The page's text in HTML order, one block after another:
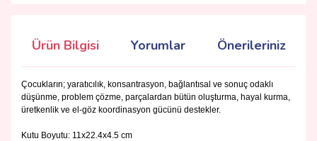
Ürün Bilgisi Yorumlar Önerileriniz
Çocukların; yaratıcılık, konsantrasyon, bağlantısal ve sonuç odaklı
düşünme, problem çözme, parçalardan bütün oluşturma, hayal kurma,
üretkenlik ve el-göz koordinasyon gücünü destekler.
Kutu Boyutu: 11x22.4x4.5 cm